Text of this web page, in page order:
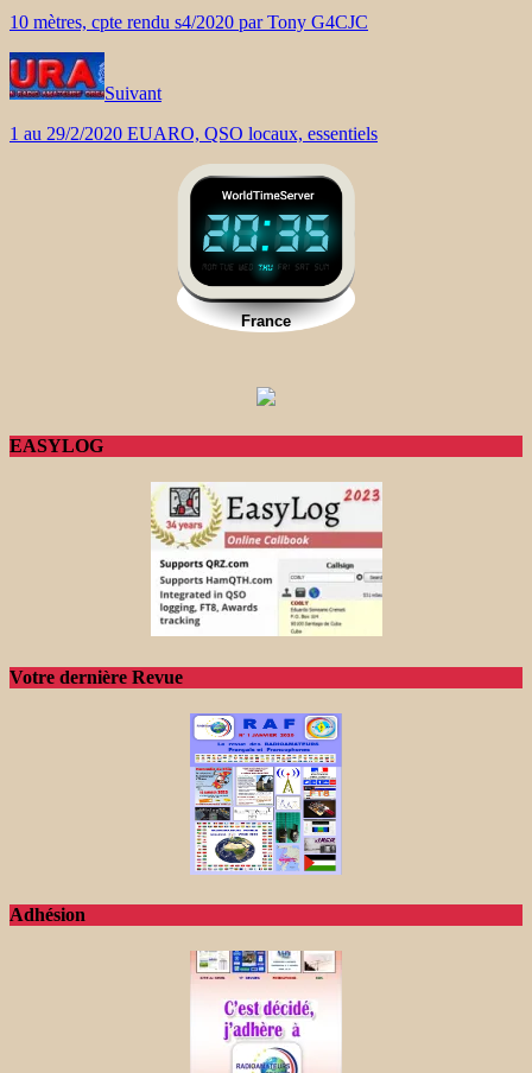
10 mètres, cpte rendu s4/2020 par Tony G4CJC
Suivant
1 au 29/2/2020 EUARO, QSO locaux, essentiels
EASYLOG
Votre dernière Revue
Adhésion